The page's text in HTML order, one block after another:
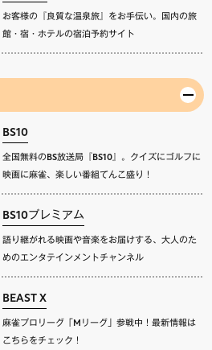
お客様の『良質な温泉旅』をお手伝い。国内の旅
館・宿・ホテルの宿泊予約サイト
BS10
全国無料のBS放送局『BS10』。クイズにゴルフに
映画に麻雀、楽しい番組てんこ盛り！
BS10プレミアム
語り継がれる映画や音楽をお届けする、大人のた
めのエンタテインメントチャンネル
BEAST X
麻雀プロリーグ「Mリーグ」参戦中！最新情報は
こちらをチェック！